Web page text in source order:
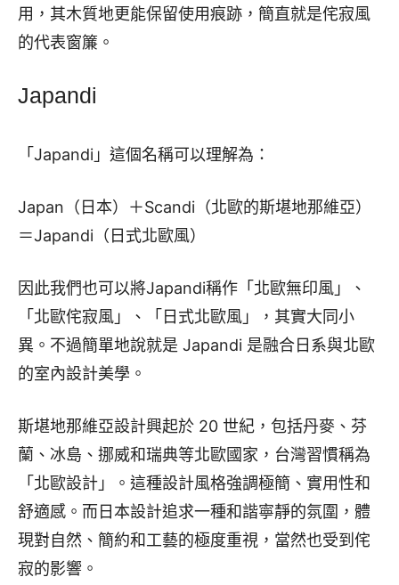
用，其木質地更能保留使用痕跡，簡直就是侘寂風
的代表窗簾。
Japandi
「Japandi」這個名稱可以理解為：
Japan（日本）＋Scandi（北歐的斯堪地那維亞）
＝Japandi（日式北歐風）
因此我們也可以將Japandi稱作「北歐無印風」、
「北歐侘寂風」、「日式北歐風」，其實大同小
異。不過簡單地說就是 Japandi 是融合日系與北歐
的室內設計美學。
斯堪地那維亞設計興起於 20 世紀，包括丹麥、芬
蘭、冰島、挪威和瑞典等北歐國家，台灣習慣稱為
「北歐設計」。這種設計風格強調極簡、實用性和
舒適感。而日本設計追求一種和諧寧靜的氛圍，體
現對自然、簡約和工藝的極度重視，當然也受到侘
寂的影響。